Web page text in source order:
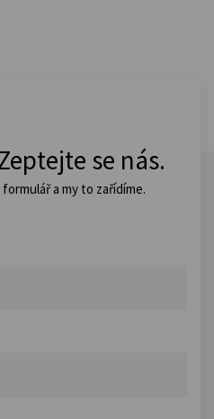
se nás.
a my to zařídíme.